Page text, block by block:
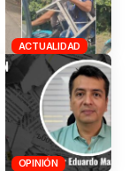
ACTUALIDAD
OPINIÓN